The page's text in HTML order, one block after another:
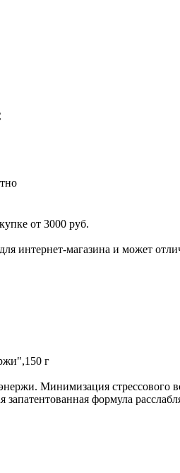
от 3000 руб.
интернет-магазина и может
г
Минимизация стрессового
формула